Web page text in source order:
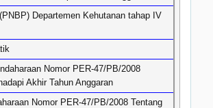
Departemen Kehutanan tahap IV
Nomor PER-47/PB/2008
Akhir Tahun Anggaran
Nomor PER-47/PB/2008 Tentang